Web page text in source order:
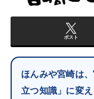
ポスト
ほんみや宮崎は
立つ知識」に変